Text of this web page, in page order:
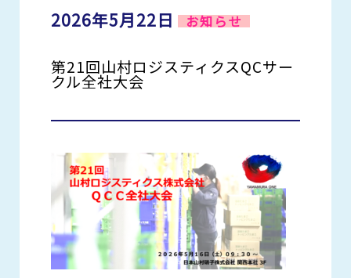
会社案内
会社概要
事業案内
オペレーションサービス
警備・管財サービス
人材サービス
関西・東海エリア
九州・沖縄エリア
リクルート
お問い合わせ
2026年5月22日 お知らせ
第21回山村ロジスティクスQCサー
クル全社大会